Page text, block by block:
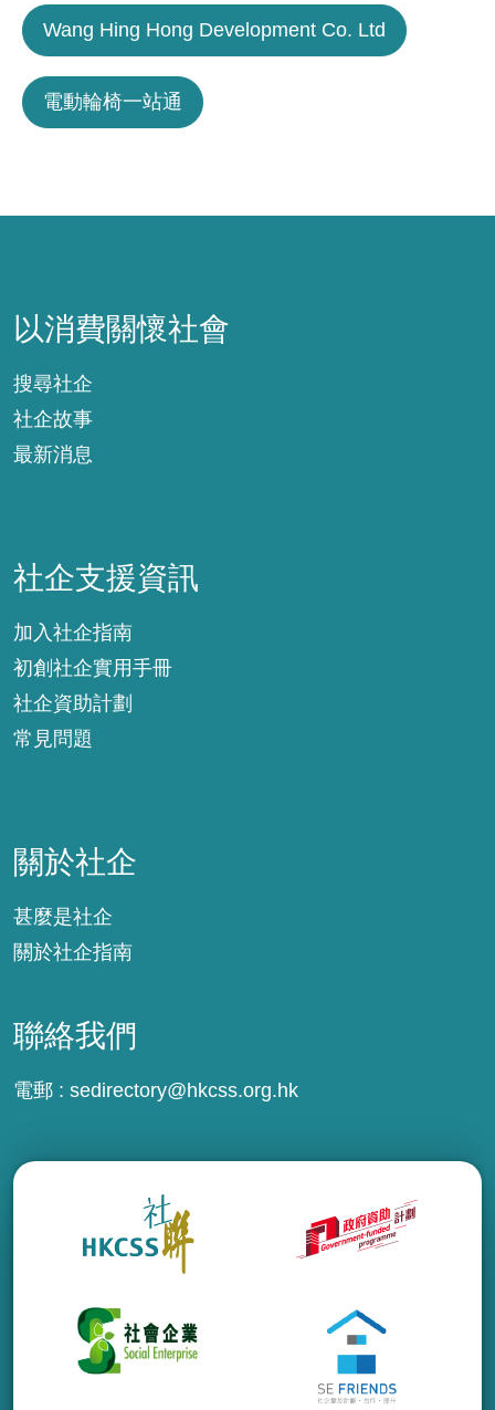
Wang Hing Hong Development Co. Ltd
電動輪椅一站通
以消費關懷社會
搜尋社企
社企故事
最新消息
社企支援資訊
加入社企指南
初創社企實用手冊
社企資助計劃
常見問題
關於社企
甚麼是社企
關於社企指南
聯絡我們
電郵 : sedirectory@hkcss.org.hk